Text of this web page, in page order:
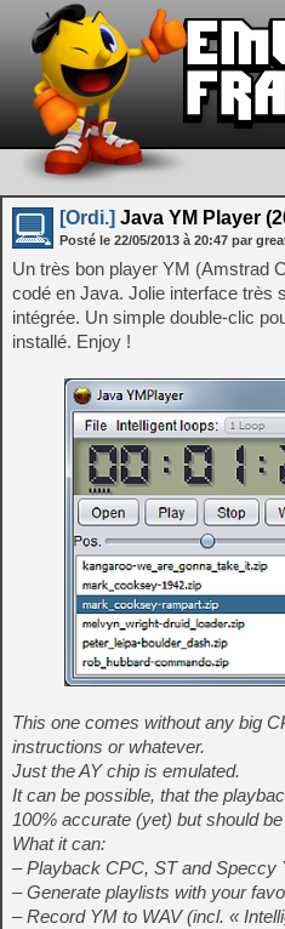
[Ordi.] Java YM Player
Posté le 22/05/2013 à 20:47 par
Un très bon player YM (Amstrad
codé en Java. Jolie interface très
intégrée. Un simple double-clic
installé. Enjoy !
This one comes without any big
instructions or whatever.
Just the AY chip is emulated.
It can be possible, that the
100% accurate (yet) but should
What it can:
– Playback CPC, ST and Speccy
– Generate playlists with your
– Record YM to WAV (incl. «